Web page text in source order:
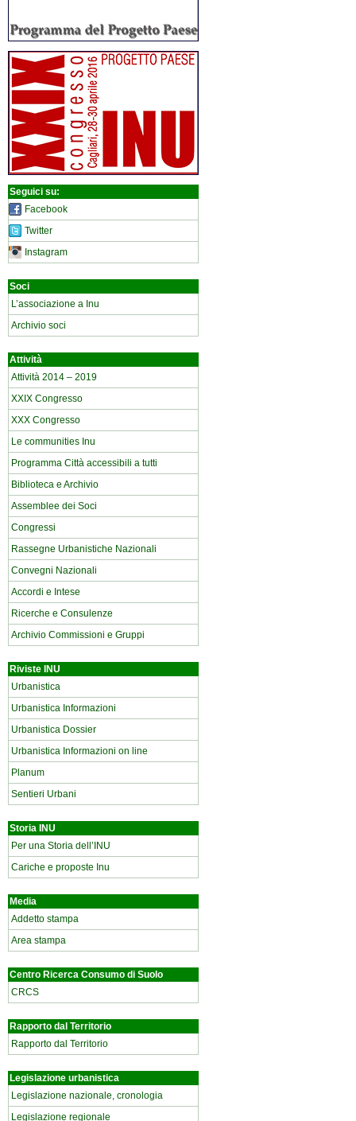
Seguici su:
Facebook
Twitter
Instagram
Soci
L’associazione a Inu
Archivio soci
Attività
Attività 2014 – 2019
XXIX Congresso
XXX Congresso
Le communities Inu
Programma Città accessibili a tutti
Biblioteca e Archivio
Assemblee dei Soci
Congressi
Rassegne Urbanistiche Nazionali
Convegni Nazionali
Accordi e Intese
Ricerche e Consulenze
Archivio Commissioni e Gruppi
Riviste INU
Urbanistica
Urbanistica Informazioni
Urbanistica Dossier
Urbanistica Informazioni on line
Planum
Sentieri Urbani
Storia INU
Per una Storia dell’INU
Cariche e proposte Inu
Media
Addetto stampa
Area stampa
Centro Ricerca Consumo di Suolo
CRCS
Rapporto dal Territorio
Rapporto dal Territorio
Legislazione urbanistica
Legislazione nazionale, cronologia
Legislazione regionale